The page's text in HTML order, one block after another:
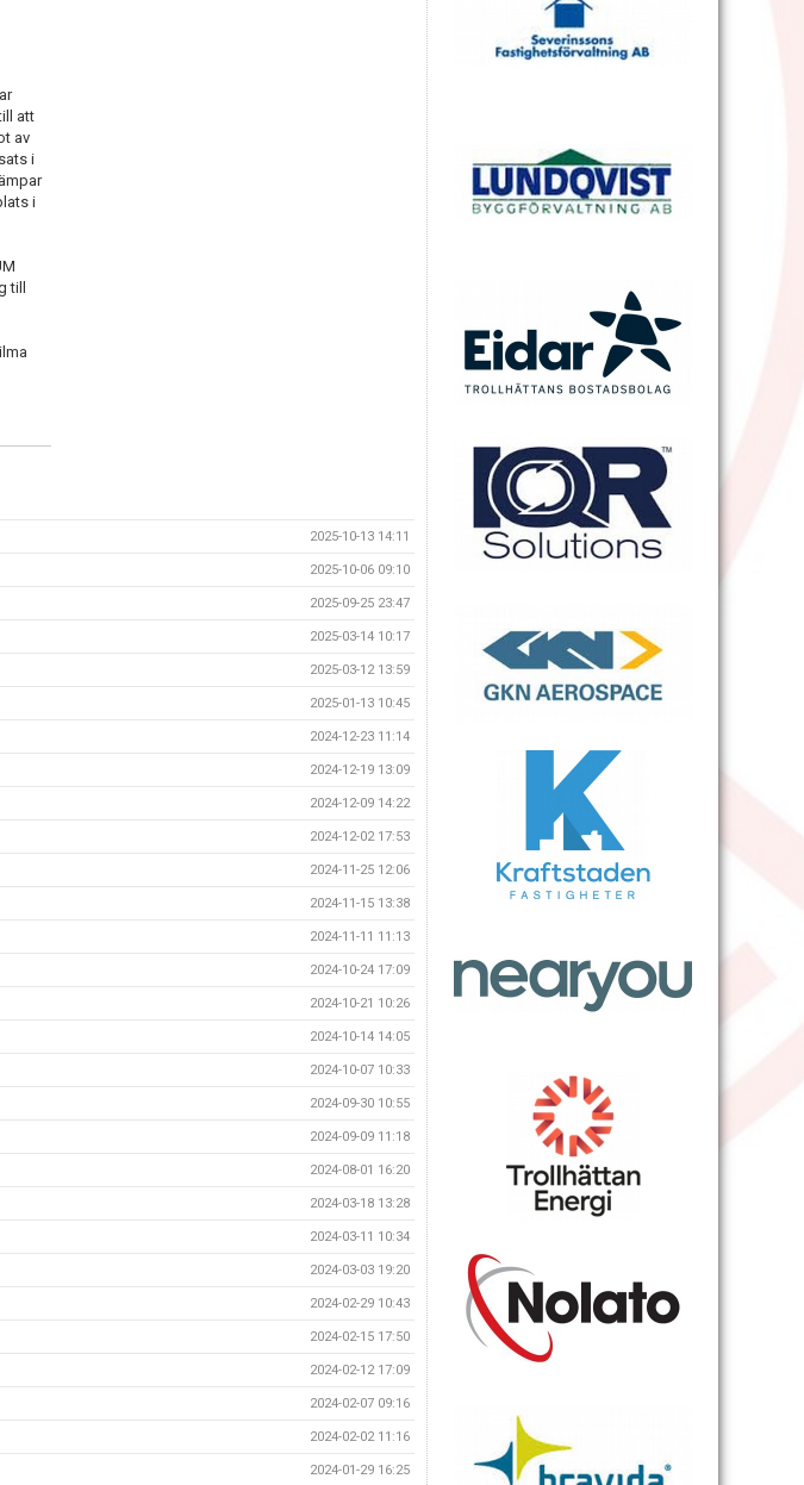
att
av
i
i
till
2025-10-13 14:11
2025-10-06 09:10
2025-09-25 23:47
2025-03-14 10:17
2025-03-12 13:59
2025-01-13 10:45
2024-12-23 11:14
2024-12-19 13:09
2024-12-09 14:22
2024-12-02 17:53
2024-11-25 12:06
2024-11-15 13:38
2024-11-11 11:13
2024-10-24 17:09
2024-10-21 10:26
2024-10-14 14:05
2024-10-07 10:33
2024-09-30 10:55
2024-09-09 11:18
2024-08-01 16:20
2024-03-18 13:28
2024-03-11 10:34
2024-03-03 19:20
2024-02-29 10:43
2024-02-15 17:50
2024-02-12 17:09
2024-02-07 09:16
2024-02-02 11:16
2024-01-29 16:25